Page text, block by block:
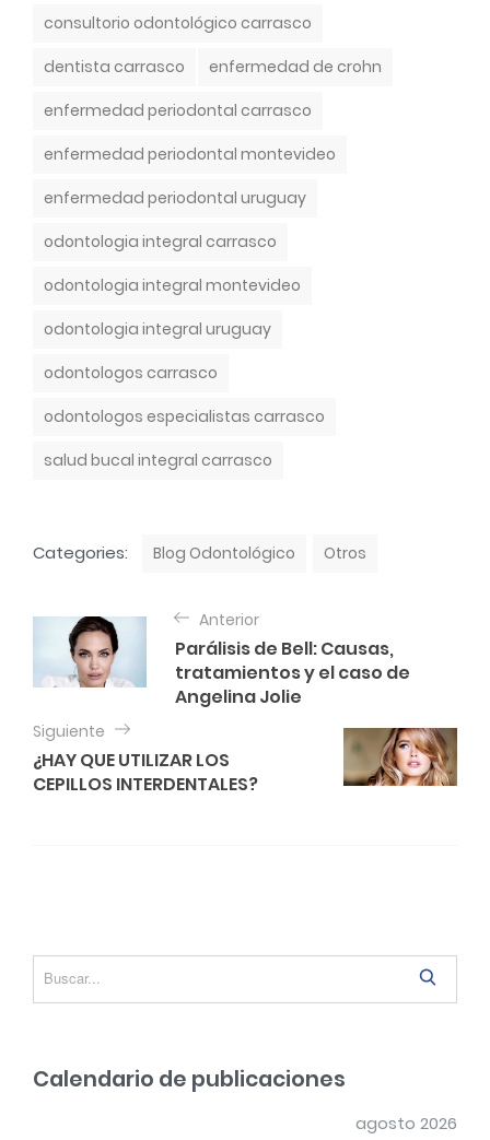
consultorio odontológico carrasco
dentista carrasco
enfermedad de crohn
enfermedad periodontal carrasco
enfermedad periodontal montevideo
enfermedad periodontal uruguay
odontologia integral carrasco
odontologia integral montevideo
odontologia integral uruguay
odontologos carrasco
odontologos especialistas carrasco
salud bucal integral carrasco
Categories: Blog Odontológico Otros
g
a
c
e
e
r
Anterior
Parálisis de Bell: Causas,
tratamientos y el caso de
Angelina Jolie
Siguiente
¿HAY QUE UTILIZAR LOS
CEPILLOS INTERDENTALES?
e
Calendario de publicaciones
agosto 2026